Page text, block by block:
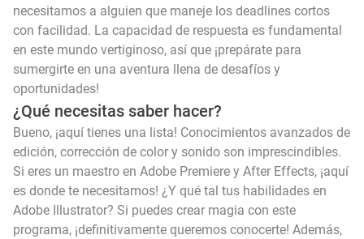
necesitamos a alguien que maneje los deadlines cortos
con facilidad. La capacidad de respuesta es fundamental
en este mundo vertiginoso, así que ¡prepárate para
sumergirte en una aventura llena de desafíos y
oportunidades!
¿Qué necesitas saber hacer?
Bueno, ¡aquí tienes una lista! Conocimientos avanzados de
edición, corrección de color y sonido son imprescindibles.
Si eres un maestro en Adobe Premiere y After Effects, ¡aquí
es donde te necesitamos! ¿Y qué tal tus habilidades en
Adobe Illustrator? Si puedes crear magia con este
programa, ¡definitivamente queremos conocerte! Además,